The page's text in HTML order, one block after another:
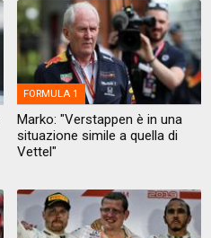
FORMULA 1
Marko: "Verstappen è in una
situazione simile a quella di
Vettel"